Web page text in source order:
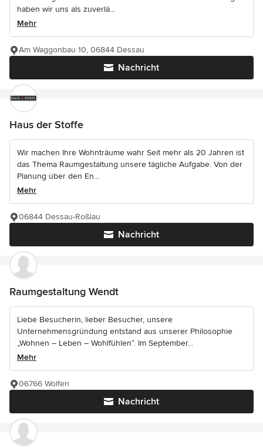
haben wir uns als zuverlä...
Mehr
Nachricht
Am Waggonbau 10, 06844 Dessau
Haus der Stoffe
Wir machen Ihre Wohnträume wahr Seit mehr als 20 Jahren ist
das Thema Raumgestaltung unsere tägliche Aufgabe. Von der
Planung über den En...
Mehr
Nachricht
06844 Dessau-Roßlau
Raumgestaltung Wendt
Liebe Besucherin, lieber Besucher, unsere
Unternehmensgründung entstand aus unserer Philosophie
„Wohnen – Leben – Wohlfühlen“. Im September...
Mehr
Nachricht
06766 Wolfen